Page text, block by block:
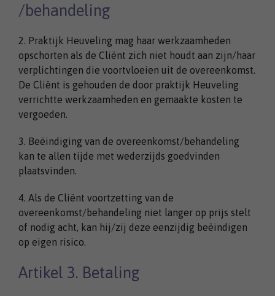
/behandeling
2. Praktijk Heuveling mag haar werkzaamheden
opschorten als de Cliënt zich niet houdt aan zijn/haar
verplichtingen die voortvloeien uit de overeenkomst.
De Cliënt is gehouden de door praktijk Heuveling
verrichtte werkzaamheden en gemaakte kosten te
vergoeden.
3. Beëindiging van de overeenkomst/behandeling
kan te allen tijde met wederzijds goedvinden
plaatsvinden.
4. Als de Cliënt voortzetting van de
overeenkomst/behandeling niet langer op prijs stelt
of nodig acht, kan hij/zij deze eenzijdig beëindigen
op eigen risico.
Artikel 3. Betaling